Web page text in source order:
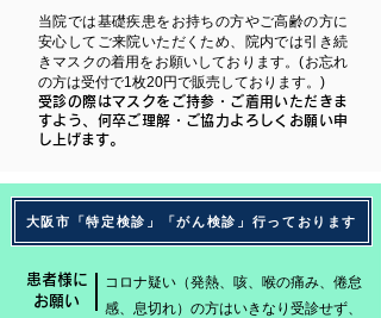
当院では基礎疾患をお持ちの方やご高齢の方に
安心してご来院いただくため、院内では引き続
きマスクの着用をお願いしております。(お忘れ
の方は受付で1枚20円で販売しております。)
受診の際はマスクをご持参・ご着用いただきま
すよう、何卒ご理解・ご協力よろしくお願い申
し上げます。
大阪市「特定検診」「がん検診」行っております
患者様に
お願い
コロナ疑い（発熱、咳、喉の痛み、倦怠
感、息切れ）の方はいきなり受診せず、